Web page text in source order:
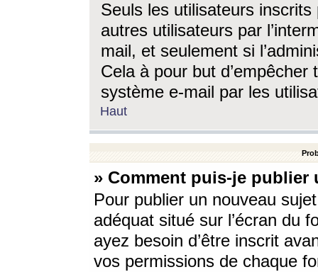
Seuls les utilisateurs
autres utilisateurs par
mail, et seulement si
Cela à pour but
système e-mail par les
Haut
» Comment puis-je
Pour publier un nouveau
adéquat situé sur l’écran du
ayez besoin d’être inscrit
vos permissions de chaque